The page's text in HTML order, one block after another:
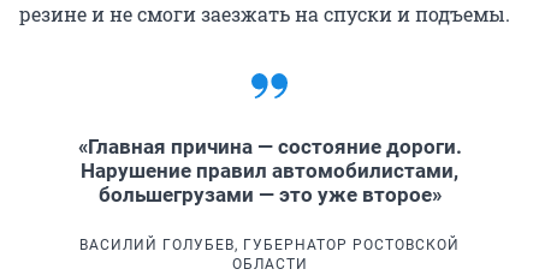
резине и не смоги заезжать на спуски и подъемы.
«Главная причина — состояние дороги.
Нарушение правил автомобилистами,
большегрузами — это уже второе»
ВАСИЛИЙ ГОЛУБЕВ, ГУБЕРНАТОР РОСТОВСКОЙ
ОБЛАСТИ